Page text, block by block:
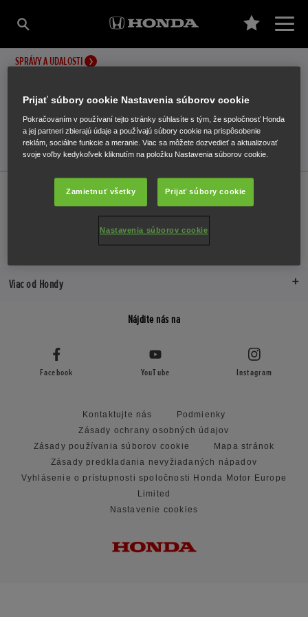
SPRÁVY A UDALOSTI
Automobily Svet Honda Súčasnosť
Správy a udalosti
Viac od Hondy
Nájdite nás na
Facebook YouTube Instagram
Kontaktujte nás
Podmienky
Zásady ochrany osobných údajov
Zásady používania súborov cookie
Mapa stránok
Zásady predkladania nevyžiadaných nápadov
Vyhlásenie o prístupnosti spoločnosti Honda Motor Europe
Limited
Nastavenie cookies
Prijať súbory cookie Nastavenia súborov cookie
Pokračovaním v používaní tejto stránky súhlasíte s tým, že spoločnosť Honda
a jej partneri zbierajú údaje a používajú súbory cookie na prispôsobenie
reklám, sociálne funkcie a meranie. Viac sa môžete dozvedieť a aktualizovať
svoje voľby kedykoľvek kliknutím na položku Nastavenia súborov cookie.
Zamietnuť všetky Prijať súbory cookie
Nastavenia súborov cookie